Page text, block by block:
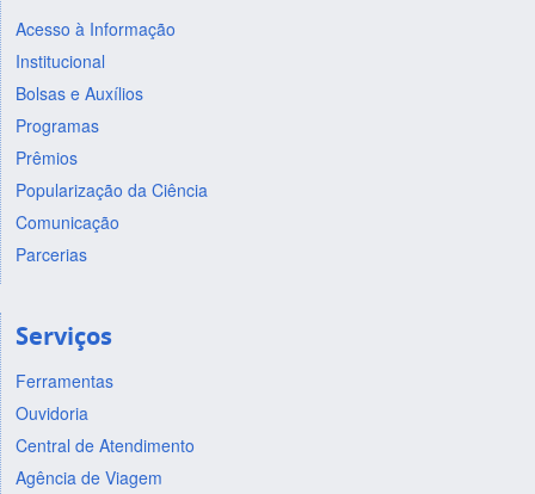
Acesso à Informação
Institucional
Bolsas e Auxílios
Programas
Prêmios
Popularização da Ciência
Comunicação
Parcerias
Serviços
Ferramentas
Ouvidoria
Central de Atendimento
Agência de Viagem